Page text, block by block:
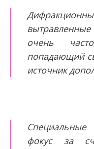
очень
попадающий
источник
фокус за